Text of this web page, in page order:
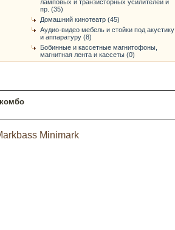
ламповых и транзисторных усилителей и
пр. (35)
Домашний кинотеатр (45)
Аудио-видео мебель и стойки под акустику
и аппаратуру (8)
Бобинные и кассетные магнитофоны,
магнитная лента и кассеты (0)
Minimark